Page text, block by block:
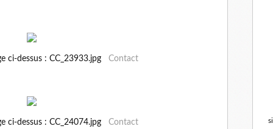
ci-dessus : CC_23933.jpg Contact
ci-dessus : CC_24074.jpg Contact